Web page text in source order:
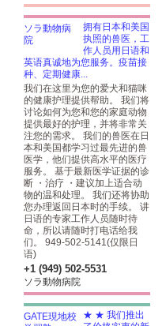
拥有日本和美国
执照的兽医，工
作人员用日语和
英语真诚地为您服务。疫苗接
种、定期健康...
我们在这里为您的爱犬和猫咪
的健康护理提供帮助。 我们将
讨论如何为您和您的家庭动物
提供最好的护理，并将非常关
注您的需求。 我们的兽医在日
本和美国都学习过最先进的兽
医学，他们提供高水平的医疗
服务。 基于最新医学证据的诊
断 ・治疗 ・建议加上适合动
物的温和处理。 我们还将协助
您办理返回日本时的手续。 讲
日语的专家工作人员随时待
命，所以请随时打电话给我
们。 949-502-5141(仅限日
语)
+1 (949) 502-5531
ソラ動物病院
★ ★ 我们推出